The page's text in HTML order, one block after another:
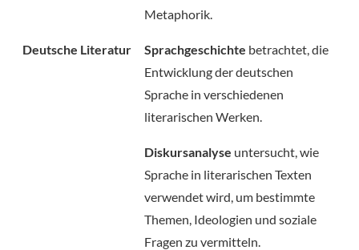
Metaphorik.
Deutsche Literatur Sprachgeschichte betrachtet, die
Entwicklung der deutschen
Sprache in verschiedenen
literarischen Werken.
Diskursanalyse untersucht, wie
Sprache in literarischen Texten
verwendet wird, um bestimmte
Themen, Ideologien und soziale
Fragen zu vermitteln.